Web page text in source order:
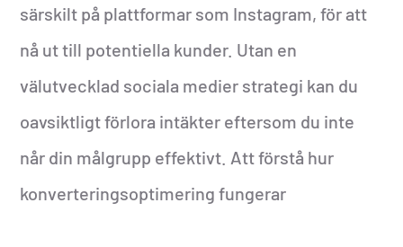
särskilt på plattformar som Instagram, för att
nå ut till potentiella kunder. Utan en
välutvecklad sociala medier strategi kan du
oavsiktligt förlora intäkter eftersom du inte
når din målgrupp effektivt. Att förstå hur
konverteringsoptimering fungerar